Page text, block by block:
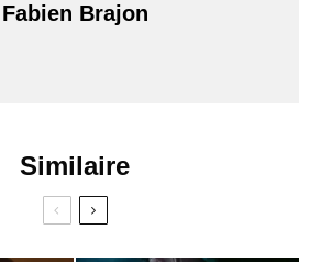
Fabien Brajon
Similaire